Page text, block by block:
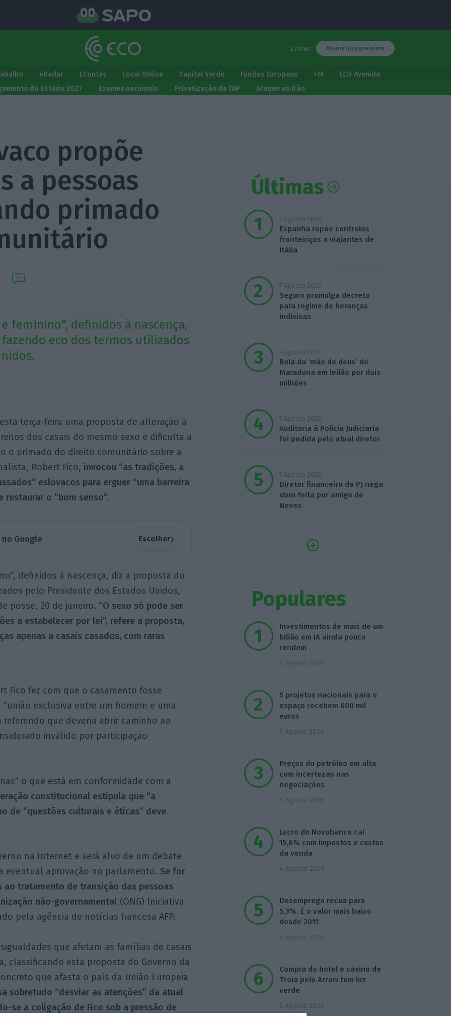
Entrar Assinatura premium
eRadar EContas Local Online Capital Verde Fundos Europeus +M
ECO Avenida
do Estado 2027 Exames nacionais Privatização da TAP Ataque ao Irão
propõe
a pessoas
primado
feminino", definidos à nascença,
eco dos termos utilizados
terça-feira uma proposta de alteração à
dos casais do mesmo sexo e dificulta a
o primado do direito comunitário sobre a
Robert Fico, invocou “as tradições, a
eslovacos para erguer “uma barreira
o “bom senso”.
Google Escolher›
definidos à nascença, diz a proposta do
pelo Presidente dos Estados Unidos,
posse, 20 de janeiro. “O sexo só pode ser
a estabelecer por lei”, refere a proposta,
apenas a casais casados, com raras
Fico fez com que o casamento fosse
exclusiva entre um homem e uma
que deveria abrir caminho ao
inválido por participação
o que está em conformidade com a
constitucional estipula que “a
de “questões culturais e éticas” deve
na Internet e será alvo de um debate
eventual aprovação no parlamento. Se for
tratamento de transição das pessoas
não-governamental (ONG) Iniciativa
pela agência de notícias francesa AFP.
que afetam as famílias de casais
classificando esta proposta do Governo da
que afasta o país da União Europeia
sobretudo “desviar as atenções” da atual
se a coligação de Fico sob a pressão de
Últimas
7 Agosto 2026
Espanha repõe controlos
fronteiriços a viajantes de
Itália
7 Agosto 2026
Seguro promulga decreto
para regime de heranças
indivisas
7 Agosto 2026
Bola da ‘mão de deus’ de
Maradona em leilão por dois
milhões
7 Agosto 2026
Auditoria à Polícia Judiciaria
foi pedida pelo atual diretor
7 Agosto 2026
Diretor financeiro da PJ nega
obra feita por amigo de
Neves
Populares
Investimentos de mais de um
bilião em IA ainda pouco
rendem
3 Agosto 2026
5 projetos nacionais para o
espaço recebem 600 mil
euros
3 Agosto 2026
Preços do petróleo em alta
com incertezas nas
negociações
4 Agosto 2026
Lucro do Novobanco cai
15,6% com impostos e custos
da venda
4 Agosto 2026
Desemprego recua para
5,3%. É o valor mais baixo
desde 2011
5 Agosto 2026
Compra do hotel e casino de
Troia pelo Arrow tem luz
verde
5 Agosto 2026